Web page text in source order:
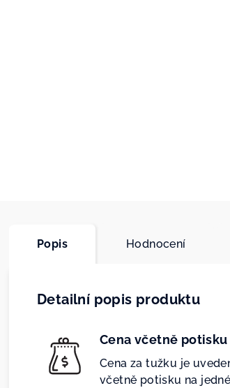
Popis Hodnocení
Detailní popis produktu
Cena včetně potisku
Cena za tužku je
včetně potisku na jedné